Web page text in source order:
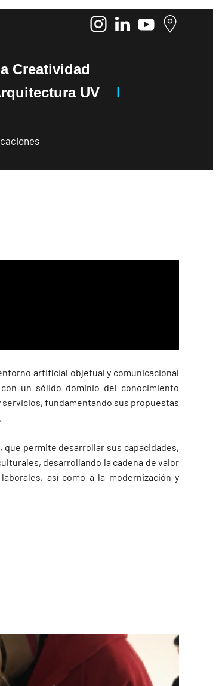
Creatividad
UV
I
artificial objetual y comunicacional
un sólido dominio del conocimiento
fundamentando sus propuestas
permite desarrollar sus capacidades,
desarrollando la cadena de valor
así como a la modernización y